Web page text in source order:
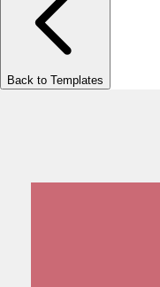
Back to Templates